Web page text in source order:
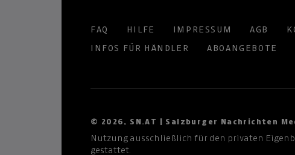
© 2026, SN.AT | Salzburger Nachrichten
Nutzung ausschließlich für den privaten
gestattet.
FAQ HILFE IMPRESSUM AGB
INFOS FÜR HÄNDLER ABOANGEBOTE